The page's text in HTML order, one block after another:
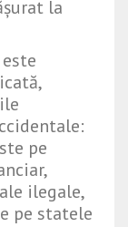
la
pe
ilegale,
pe statele